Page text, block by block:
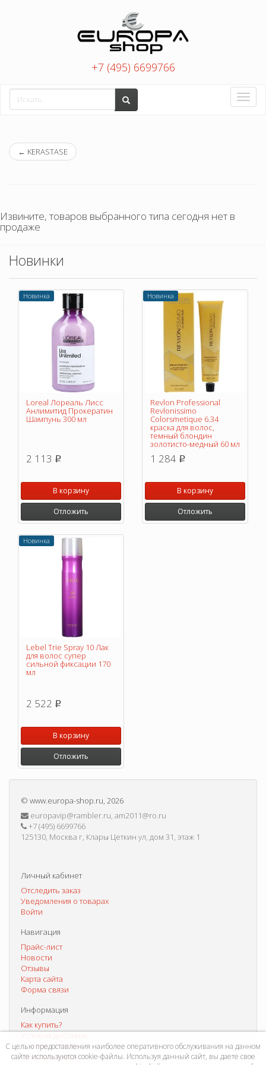
+7 (495) 6699766
Toggle
← KERASTASE
Извините, товаров выбранного типа сегодня нет в
продаже
Новинки
Новинка
Loreal Лореаль Лисс
Анлимитид Прокератин
Шампунь 300 мл
2 113 p
В корзину
Отложить
Новинка
Revlon Professional
Revlonissimo
Colorsmetique 6.34
краска для волос,
темный блондин
золотисто-медный 60 мл
1 284 p
В корзину
Отложить
Новинка
Lebel Trie Spray 10 Лак
для волос супер
сильной фиксации 170
мл
2 522 p
В корзину
Отложить
© www.europa-shop.ru, 2026
europavip@rambler.ru, am2011@ro.ru
+7 (495) 6699766
125130, Москва г, Клары Цеткин ул, дом 31, этаж 1
Личный кабинет
Отследить заказ
Уведомления о товарах
Войти
Навигация
Прайс-лист
Новости
Отзывы
Карта сайта
Форма связи
Информация
Как купить?
Условия доставки
Способы оплаты
Система скидок
С целью предоставления наиболее оперативного обслуживания на данном
сайте используются cookie-файлы. Используя данный сайт, вы даете свое